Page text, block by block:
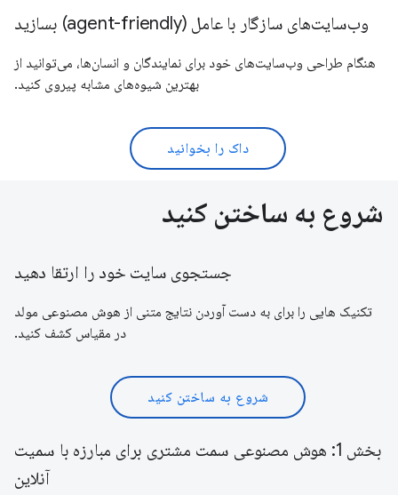
وب‌سایت‌های سازگار با عامل (agent-friendly) بسازید
هنگام طراحی وب‌سایت‌های خود برای نمایندگان و انسان‌ها، می‌توانید از
بهترین شیوه‌های مشابه پیروی کنید.
داک را بخوانید
شروع به ساختن کنید
جستجوی سایت خود را ارتقا دهید
تکنیک هایی را برای به دست آوردن نتایج متنی از هوش مصنوعی مولد
در مقیاس کشف کنید.
شروع به ساختن کنید
بخش 1: هوش مصنوعی سمت مشتری برای مبارزه با سمیت
آنلاین